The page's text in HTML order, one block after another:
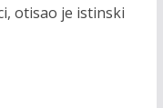
otisao je istinski